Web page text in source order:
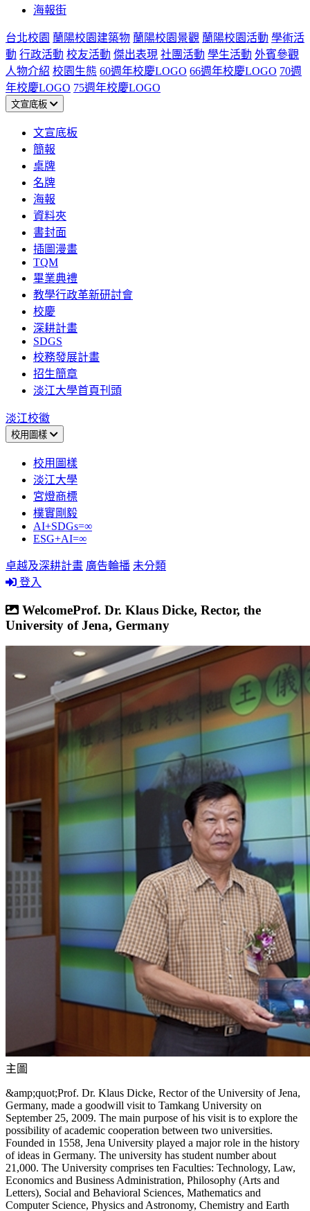
海報街
台北校園 蘭陽校園建築物 蘭陽校園景觀 蘭陽校園活動 學術活
動 行政活動 校友活動 傑出表現 社團活動 學生活動 外賓參觀
人物介紹 校園生態 60週年校慶LOGO 66週年校慶LOGO 70週
年校慶LOGO 75週年校慶LOGO
文宣底板
文宣底板
簡報
桌牌
名牌
海報
資料夾
書封面
插圖漫畫
TQM
畢業典禮
教學行政革新研討會
校慶
深耕計畫
SDGS
校務發展計畫
招生簡章
淡江大學首頁刊頭
淡江校徽
校用圖樣
校用圖樣
淡江大學
宮燈商標
樸實剛毅
AI+SDGs=∞
ESG+AI=∞
卓越及深耕計畫 廣告輪播 未分類
登入
WelcomeProf. Dr. Klaus Dicke, Rector, the
University of Jena, Germany
主圖
&amp;quot;Prof. Dr. Klaus Dicke, Rector of the University of Jena,
Germany, made a goodwill visit to Tamkang University on
September 25, 2009. The main purpose of his visit is to explore the
possibility of academic cooperation between two universities.
Founded in 1558, Jena University played a major role in the history
of ideas in Germany. The university has student number about
21,000. The University comprises ten Faculties: Technology, Law,
Economics and Business Administration, Philosophy (Arts and
Letters), Social and Behavioral Sciences, Mathematics and
Computer Science, Physics and Astronomy, Chemistry and Earth